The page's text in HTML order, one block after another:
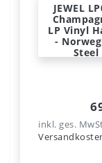
JEWEL
LP Vinyl
-
Steel
inkl. ges.